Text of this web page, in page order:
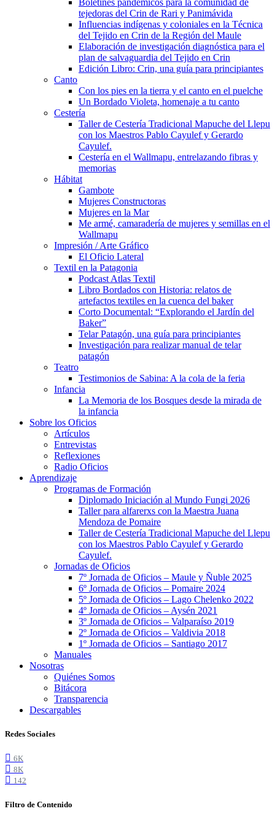
Boletines pandémicos para la comunidad de
tejedoras del Crin de Rari y Panimávida
Influencias indígenas y coloniales en la Técnica
del Tejido en Crin de la Región del Maule
Elaboración de investigación diagnóstica para el
plan de salvaguardia del Tejido en Crin
Edición Libro: Crin, una guía para principiantes
Canto
Con los pies en la tierra y el canto en el puelche
Un Bordado Violeta, homenaje a tu canto
Cestería
Taller de Cestería Tradicional Mapuche del Llepu
con los Maestros Pablo Cayulef y Gerardo
Cayulef.
Cestería en el Wallmapu, entrelazando fibras y
memorias
Hábitat
Gambote
Mujeres Constructoras
Mujeres en la Mar
Me armé, camaradería de mujeres y semillas en el
Wallmapu
Impresión / Arte Gráfico
El Oficio Lateral
Textil en la Patagonia
Podcast Atlas Textil
Libro Bordados con Historia: relatos de
artefactos textiles en la cuenca del baker
Corto Documental: “Explorando el Jardín del
Baker”
Telar Patagón, una guía para principiantes
Investigación para realizar manual de telar
patagón
Teatro
Testimonios de Sabina: A la cola de la feria
Infancia
La Memoria de los Bosques desde la mirada de
la infancia
Sobre los Oficios
Artículos
Entrevistas
Reflexiones
Radio Oficios
Aprendizaje
Programas de Formación
Diplomado Iniciación al Mundo Fungi 2026
Taller para alfarerxs con la Maestra Juana
Mendoza de Pomaire
Taller de Cestería Tradicional Mapuche del Llepu
con los Maestros Pablo Cayulef y Gerardo
Cayulef.
Jornadas de Oficios
7º Jornada de Oficios – Maule y Ñuble 2025
6º Jornada de Oficios – Pomaire 2024
5º Jornada de Oficios – Lago Chelenko 2022
4º Jornada de Oficios – Aysén 2021
3º Jornada de Oficios – Valparaíso 2019
2º Jornada de Oficios – Valdivia 2018
1º Jornada de Oficios – Santiago 2017
Manuales
Nosotras
Quiénes Somos
Bitácora
Transparencia
Descargables
Redes Sociales
6K
8K
142
Filtro de Contenido